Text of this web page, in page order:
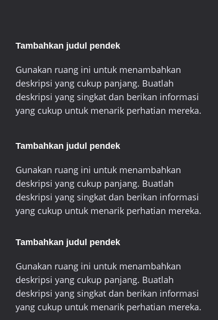
Tambahkan judul pendek
Gunakan ruang ini untuk menambahkan
deskripsi yang cukup panjang. Buatlah
deskripsi yang singkat dan berikan informasi
yang cukup untuk menarik perhatian mereka.
Tambahkan judul pendek
Gunakan ruang ini untuk menambahkan
deskripsi yang cukup panjang. Buatlah
deskripsi yang singkat dan berikan informasi
yang cukup untuk menarik perhatian mereka.
Tambahkan judul pendek
Gunakan ruang ini untuk menambahkan
deskripsi yang cukup panjang. Buatlah
deskripsi yang singkat dan berikan informasi
yang cukup untuk menarik perhatian mereka.